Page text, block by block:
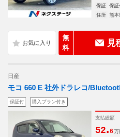
保証
保証
住所
熊本
無
料
見
日産
モコ 660 E 社外ドラレコ/
保証付 購入プラン付き
支払総額
52.6 万